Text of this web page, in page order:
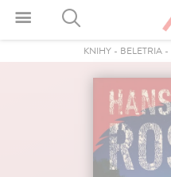
KNIHY - BELETRIA -